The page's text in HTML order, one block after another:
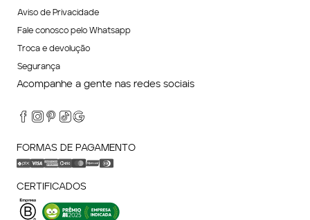
Aviso de Privacidade
Fale conosco pelo Whatsapp
Troca e devolução
Segurança
Acompanhe a gente nas redes sociais
FORMAS DE PAGAMENTO
CERTIFICADOS